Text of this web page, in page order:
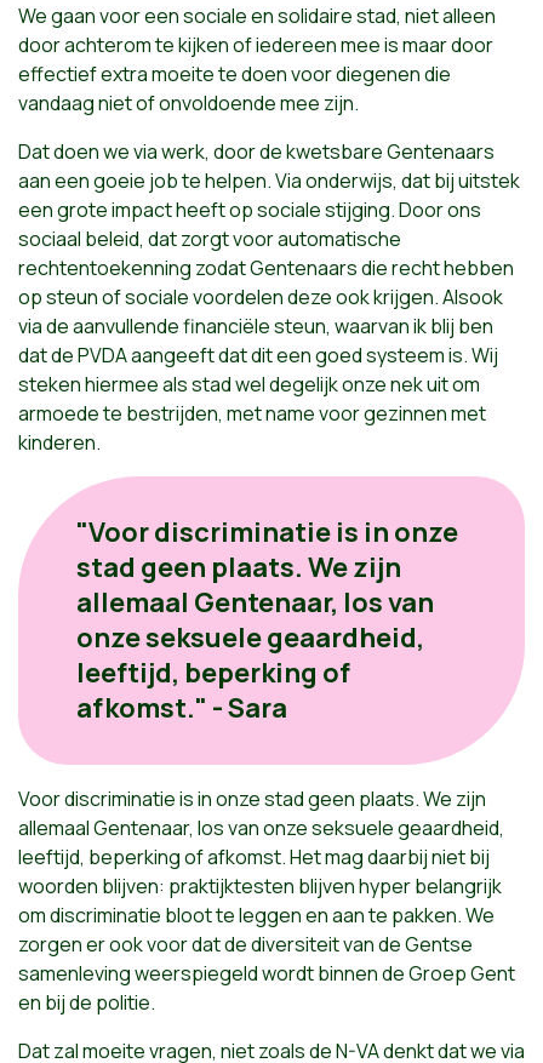
We gaan voor een sociale en solidaire stad, niet alleen
door achterom te kijken of iedereen mee is maar door
effectief extra moeite te doen voor diegenen die
vandaag niet of onvoldoende mee zijn.
Dat doen we via werk, door de kwetsbare Gentenaars
aan een goeie job te helpen. Via onderwijs, dat bij uitstek
een grote impact heeft op sociale stijging. Door ons
sociaal beleid, dat zorgt voor automatische
rechtentoekenning zodat Gentenaars die recht hebben
op steun of sociale voordelen deze ook krijgen. Alsook
via de aanvullende financiële steun, waarvan ik blij ben
dat de PVDA aangeeft dat dit een goed systeem is. Wij
steken hiermee als stad wel degelijk onze nek uit om
armoede te bestrijden, met name voor gezinnen met
kinderen.
"Voor discriminatie is in onze
stad geen plaats. We zijn
allemaal Gentenaar, los van
onze seksuele geaardheid,
leeftijd, beperking of
afkomst." - Sara
Voor discriminatie is in onze stad geen plaats. We zijn
allemaal Gentenaar, los van onze seksuele geaardheid,
leeftijd, beperking of afkomst. Het mag daarbij niet bij
woorden blijven: praktijktesten blijven hyper belangrijk
om discriminatie bloot te leggen en aan te pakken. We
zorgen er ook voor dat de diversiteit van de Gentse
samenleving weerspiegeld wordt binnen de Groep Gent
en bij de politie.
Dat zal moeite vragen, niet zoals de N-VA denkt dat we via